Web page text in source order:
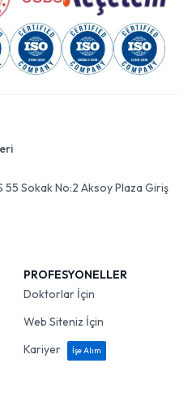
55 Sokak No:2 Aksoy Plaza Giriş
PROFESYONELLER
Doktorlar İçin
Web Siteniz İçin
Kariyer
İşe Alım